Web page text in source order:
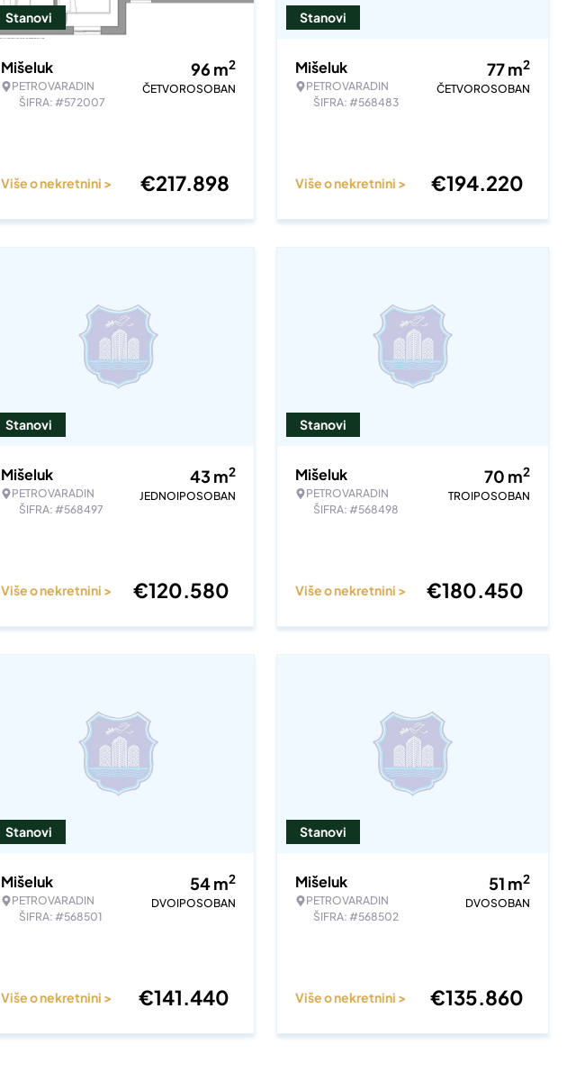
Stanovi
Mišeluk
PETROVARADIN
ŠIFRA: #572007
96 m2
ČETVOROSOBAN
Više o nekretnini > €217.898
Stanovi
Mišeluk
PETROVARADIN
ŠIFRA: #568483
77m2
ČETVOROSOBAN
Više o nekretnini > €194.220
Stanovi
Mišeluk
PETROVARADIN
ŠIFRA: #568497
43 m2
JEDNOIPOSOBAN
Više o nekretnini > €120.580
Stanovi
Mišeluk
PETROVARADIN
ŠIFRA: #568498
70 m2
TROIPOSOBAN
Više o nekretnini > €180.450
Stanovi
Mišeluk
PETROVARADIN
ŠIFRA: #568501
54m2
DVOIPOSOBAN
Više o nekretnini > €141.440
Stanovi
Mišeluk
PETROVARADIN
ŠIFRA: #568502
51 m2
DVOSOBAN
Više o nekretnini > €135.860